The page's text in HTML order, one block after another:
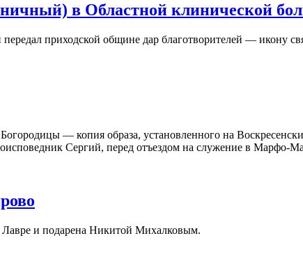
в Областной клинической
приходской общине дар благотворителей — икону
— копия образа, установленного на
Сергий, перед отъездом на служение в Марфо-
Лавре и подарена Никитой Михалковым.